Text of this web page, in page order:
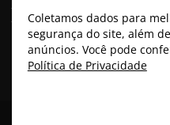
Jequiti nas cidades de Recife/PE,
Jaboatão/PE. A nossa loja virtual
e fazer pedido de Delivery no
condições de entrega.
Coletamos dados para
segurança do site, além
anúncios. Você pode
Política de Privacidade